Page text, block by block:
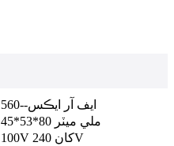
ايف آر ايڪس--560
45*53*80 ملي ميٽر
100V کان 240V